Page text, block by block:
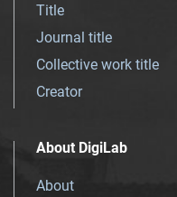
Title
Journal title
Collective work title
Creator
About DigiLab
About